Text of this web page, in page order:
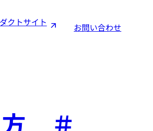
クトサイト
お問い合わせ
方 ＃